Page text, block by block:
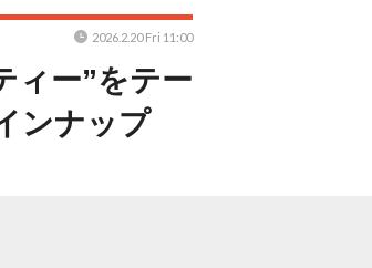
ィー”をテー
ンナップ
2026.2.20 Fri 11:00